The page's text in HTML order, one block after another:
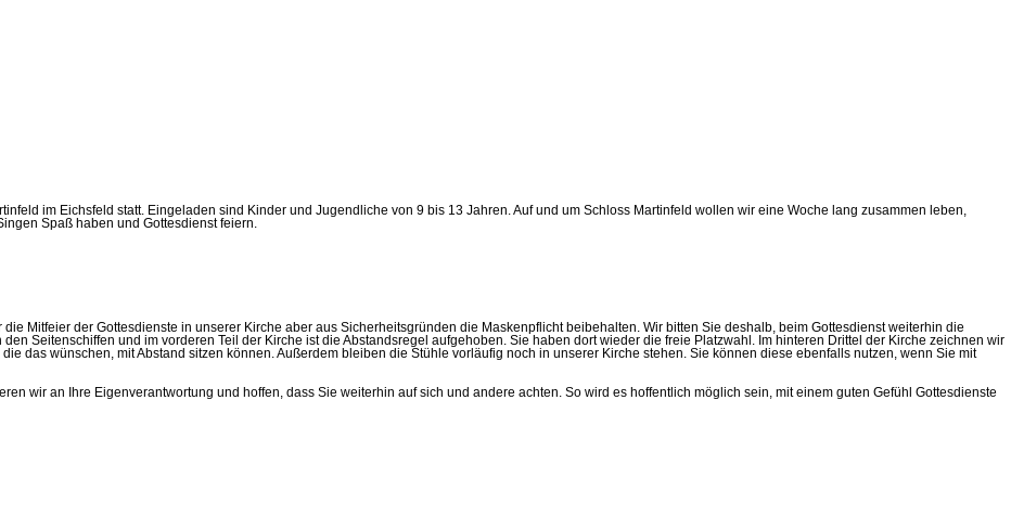
im Eichsfeld statt. Eingeladen sind Kinder und Jugendliche von 9 bis 13 Jahren. Auf und um Schloss Martinfeld wollen wir eine Woche lang zusammen leben,
Spaß haben und Gottesdienst feiern.
Mitfeier der Gottesdienste in unserer Kirche aber aus Sicherheitsgründen die Maskenpflicht beibehalten. Wir bitten Sie deshalb, beim Gottesdienst weiterhin die
Seitenschiffen und im vorderen Teil der Kirche ist die Abstandsregel aufgehoben. Sie haben dort wieder die freie Platzwahl. Im hinteren Drittel der Kirche zeichnen wir
das wünschen, mit Abstand sitzen können. Außerdem bleiben die Stühle vorläufig noch in unserer Kirche stehen. Sie können diese ebenfalls nutzen, wenn Sie mit
wir an Ihre Eigenverantwortung und hoffen, dass Sie weiterhin auf sich und andere achten. So wird es hoffentlich möglich sein, mit einem guten Gefühl Gottesdienste